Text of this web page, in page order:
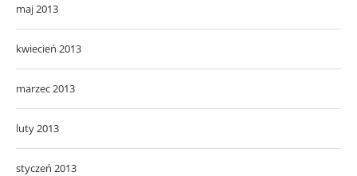
maj 2013
kwiecień 2013
marzec 2013
luty 2013
styczeń 2013